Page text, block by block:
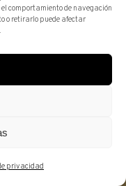
comportamiento de navegación
o retirarlo puede afectar
privacidad
(1926–2026)